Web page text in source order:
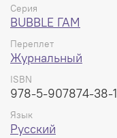
Серия
BUBBLE ГАМ
Переплет
Журнальный
ISBN
978-5-907874-38-1
Язык
Русский